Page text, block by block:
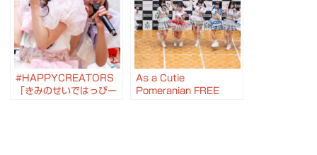
ス
#HAPPYCREATORS
「きみのせいではっぴー
As a Cutie
Pomeranian FREE